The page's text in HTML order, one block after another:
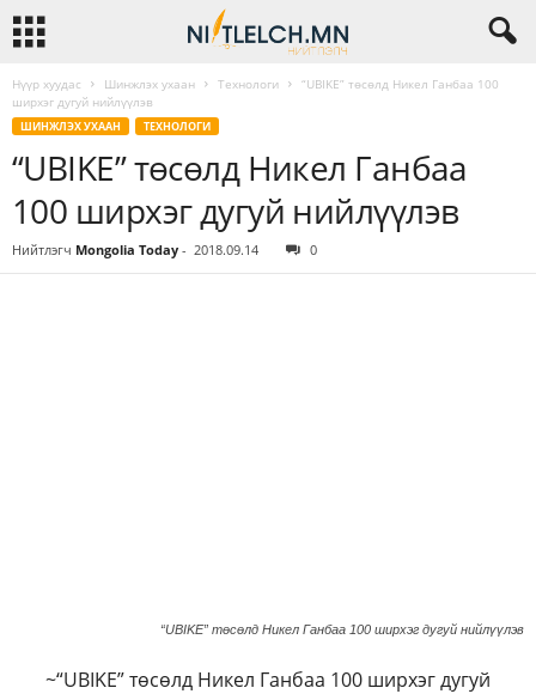
Нүүр хуудас Шинжлэх ухаан Технологи
“UBIKE” төсөлд Никел Ганбаа 100
ширхэг дугуй нийлүүлэв
ШИНЖЛЭХ УХААН ТЕХНОЛОГИ
“UBIKE” төсөлд Никел Ганбаа
100 ширхэг дугуй нийлүүлэв
Нийтлэгч Mongolia Today - 2018.09.14 0
“UBIKE” төсөлд Никел Ганбаа 100 ширхэг дугуй нийлүүлэв
~“UBIKE” төсөлд Никел Ганбаа 100 ширхэг дугуй